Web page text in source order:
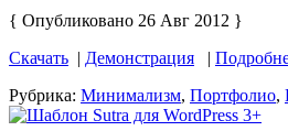
{ Опубликовано 26 Авг 2012 }
Скачать | Демонстрация |
Рубрика: Минимализм, Портфолио,